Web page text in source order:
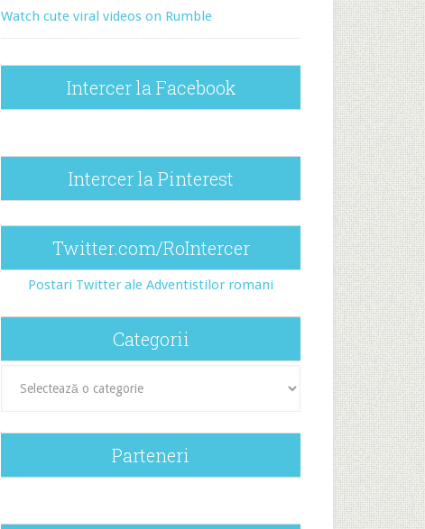
Watch cute viral videos on Rumble
Intercer la Facebook
Intercer la Pinterest
Twitter.com/RoIntercer
Postari Twitter ale Adventistilor romani
Categorii
Parteneri